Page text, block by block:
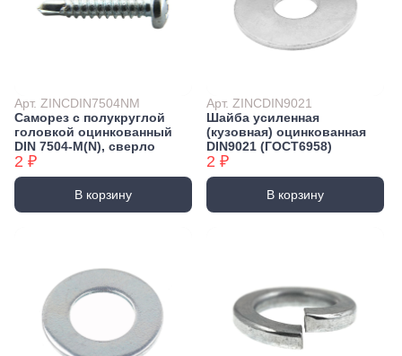
Арт. ZINCDIN7504NM
Саморез с полукруглой
головкой оцинкованный
DIN 7504-М(N), сверло
2 ₽
В корзину
Арт. ZINCDIN9021
Шайба усиленная
(кузовная) оцинкованная
DIN9021 (ГОСТ6958)
2 ₽
В корзину